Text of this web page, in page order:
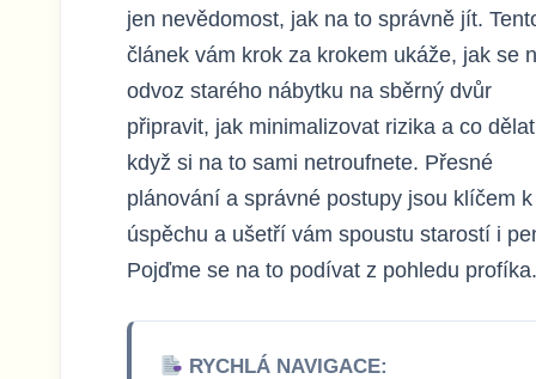
jen nevědomost, jak na to správně jít.
článek vám krok za krokem ukáže, jak se
odvoz starého nábytku na sběrný dvůr
připravit, jak minimalizovat rizika a co
když si na to sami netroufnete. Přesné
plánování a správné postupy jsou klíčem k
úspěchu a ušetří vám spoustu starostí i
Pojďme se na to podívat z pohledu profíka.
RYCHLÁ NAVIGACE: